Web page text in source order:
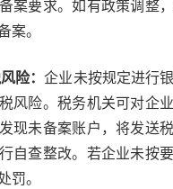
案要求。如有政策调整
案。
险：企业未按规定进行
风险。税务机关可对企
现未备案账户，将发送
自查整改。若企业未按要
罚。